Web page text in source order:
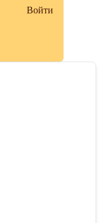
Войти